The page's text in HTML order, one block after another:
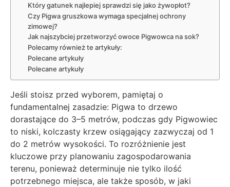
Który gatunek najlepiej sprawdzi się jako żywopłot?
Czy Pigwa gruszkowa wymaga specjalnej ochrony
zimowej?
Jak najszybciej przetworzyć owoce Pigwowca na sok?
Polecamy również te artykuły:
Polecane artykuły
Polecane artykuły
Jeśli stoisz przed wyborem, pamiętaj o
fundamentalnej zasadzie: Pigwa to drzewo
dorastające do 3–5 metrów, podczas gdy Pigwowiec
to niski, kolczasty krzew osiągający zazwyczaj od 1
do 2 metrów wysokości. To rozróżnienie jest
kluczowe przy planowaniu zagospodarowania
terenu, ponieważ determinuje nie tylko ilość
potrzebnego miejsca, ale także sposób, w jaki